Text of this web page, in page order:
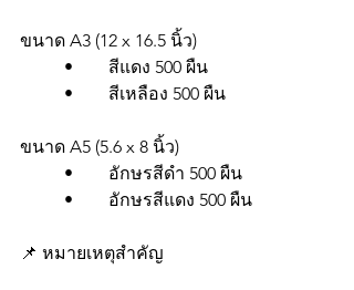
ขนาด A3 (12 x 16.5 นิ้ว)
	•	สีแดง 500 ผืน
	•	สีเหลือง 500 ผืน
ขนาด A5 (5.6 x 8 นิ้ว)
	•	อักษรสีดำ 500 ผืน
	•	อักษรสีแดง 500 ผืน
📌 หมายเหตุสำคัญ